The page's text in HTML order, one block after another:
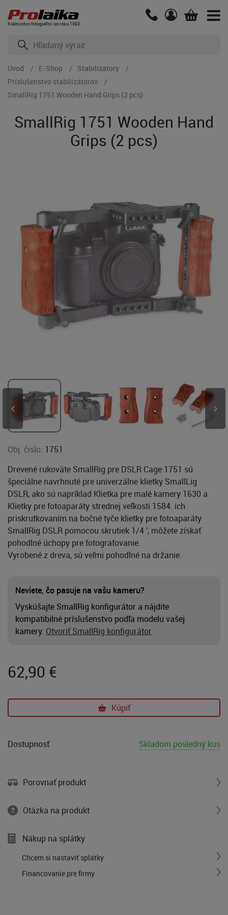
Kráľovstvo fotografov od roku 1993
Úvod E-Shop
Stabilizátory
Príslušenstvo stabilizátorov
SmallRig 1751 Wooden Hand Grips (2 pcs)
SmallRig 1751 Wooden Hand
Grips (2 pcs)
Obj. čislo: 1751
Drevené rukoväte SmallRig pre DSLR Cage 1751 sú
špeciálne navrhnuté pre univerzálne klietky SmallLig
DSLR, ako sú napríklad Klietka pre malé kamery 1630 a
Klietky pre fotoaparáty strednej veľkosti 1584. ich
priskrutkovaním na bočné tyče klietky pre fotoaparáty
SmallRig DSLR pomocou skrutiek 1/4 ', môžete získať
pohodlné úchopy pre fotografovanie.
Vyrobené z dreva, sú veľmi pohodlné na držanie.
Neviete, čo pasuje na vašu kameru?
Vyskúšajte SmallRig konfigurátor a nájdite
kompatibilné príslušenstvo podľa modelu vašej
kamery. Otvoriť SmallRig konfigurátor
62,90 €
Kúpiť
Dostupnosť Skladom posledný kus
Porovnať produkt
Otázka na produkt
Nákup na splátky
Chcem si nastaviť splátky
Financovanie pre firmy